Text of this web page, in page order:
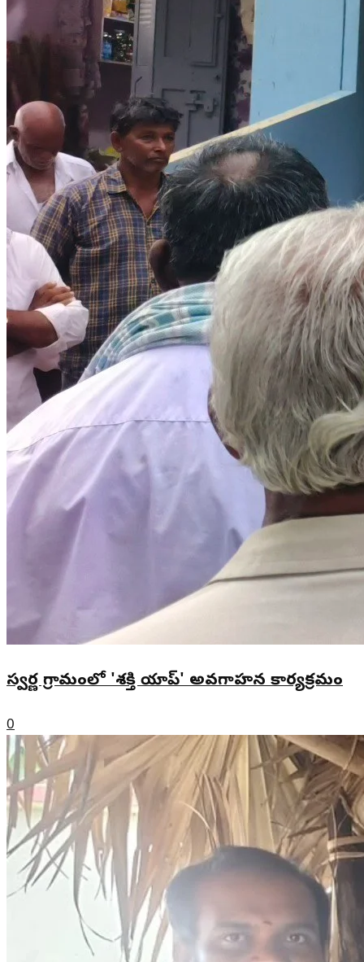
స్వర్ణ గ్రామంలో 'శక్తి యాప్' అవగాహన కార్యక్రమం
0